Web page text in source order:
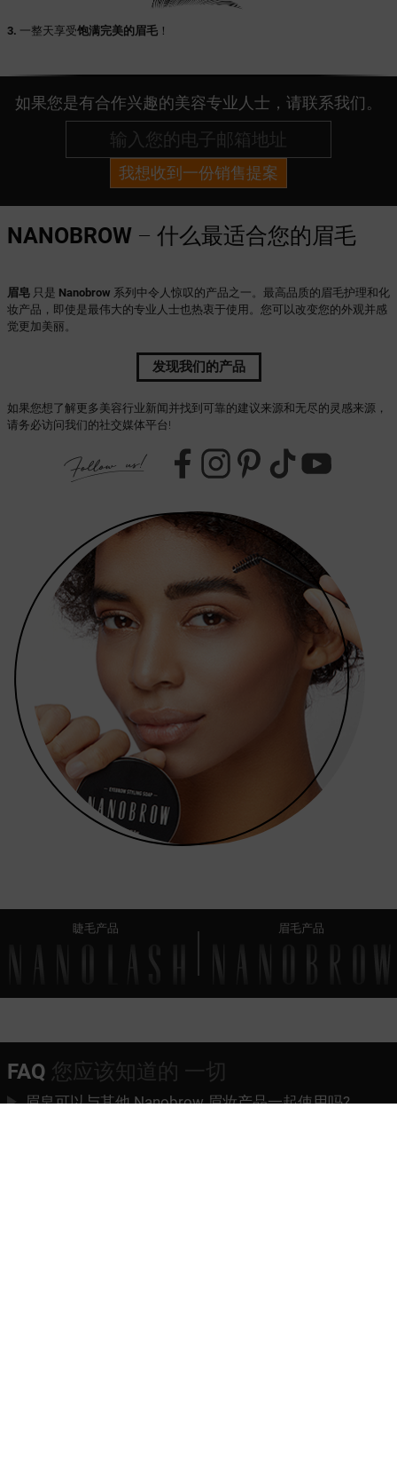
3. 一整天享受饱满完美的眉毛！
如果您是有合作兴趣的美容专业人士，请联系我们。
我想收到一份销售提案
NANOBROW– 什么最适合您的眉毛
眉皂只是 Nanobrow 系列中令人惊叹的产品之一。最高品质的眉毛护理和化
妆产品，即使是最伟大的专业人士也热衷于使用。您可以改变您的外观并感
觉更加美丽。
发现我们的产品
如果您想了解更多美容行业新闻并找到可靠的建议来源和无尽的灵感来源，
请务必访问我们的社交媒体平台!
睫毛产品 眉毛产品
FAQ 您应该知道的 一切
眉皂可以与其他 Nanobrow 眉妆产品一起使用吗?